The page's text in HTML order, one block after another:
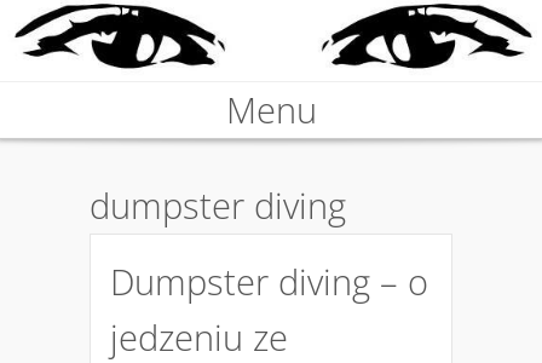
KARABOSKA
Menu
dumpster diving
Dumpster diving – o
jedzeniu ze